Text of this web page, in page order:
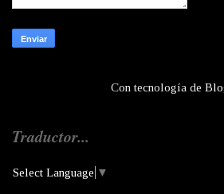
Con tecnología de
Traductor...
Select Language ▼